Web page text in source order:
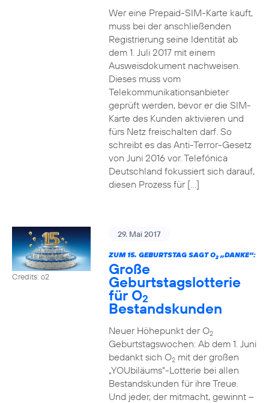
Wer eine Prepaid-SIM-Karte kauft,
muss bei der anschließenden
Registrierung seine Identität ab
dem 1. Juli 2017 mit einem
Ausweisdokument nachweisen.
Dieses muss vom
Telekommunikationsanbieter
geprüft werden, bevor er die SIM-
Karte des Kunden aktivieren und
fürs Netz freischalten darf. So
schreibt es das Anti-Terror-Gesetz
von Juni 2016 vor. Telefónica
Deutschland fokussiert sich darauf,
diesen Prozess für […]
Credits: o2
29. Mai 2017
ZUM 15. GEBURTSTAG SAGT O2„DANKE“:
Große
Geburtstagslotterie
für O2
Bestandskunden
Neuer Höhepunkt der O2
Geburtstagswochen: Ab dem 1. Juni
bedankt sich O2mit der großen
„YOUbiläums“-Lotterie bei allen
Bestandskunden für ihre Treue.
Und jeder, der mitmacht, gewinnt –